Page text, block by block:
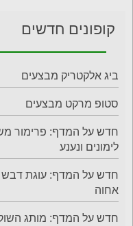
קופונים חדשים
ביג אלקטריק מבצעים
סטופ מרקט מבצעים
חדש על המדף: פרימור
לימונים ונענע
חדש על המדף: עוגת דבש
אחוה
חדש על המדף: מותג